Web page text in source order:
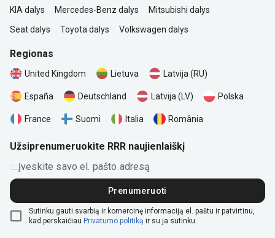
KIA dalys
Mercedes-Benz dalys
Mitsubishi dalys
Seat dalys
Toyota dalys Volkswagen dalys
Regionas
United Kingdom Lietuva Latvija (RU)
España Deutschland Latvija (LV) Polska
France Suomi Italia România
Užsiprenumeruokite RRR naujienlaiškį
Įveskite savo el. pašto adresą
Prenumeruoti
Sutinku gauti svarbią ir komercinę informaciją el. paštu ir patvirtinu,
kad perskaičiau Privatumo politiką ir su ja sutinku.